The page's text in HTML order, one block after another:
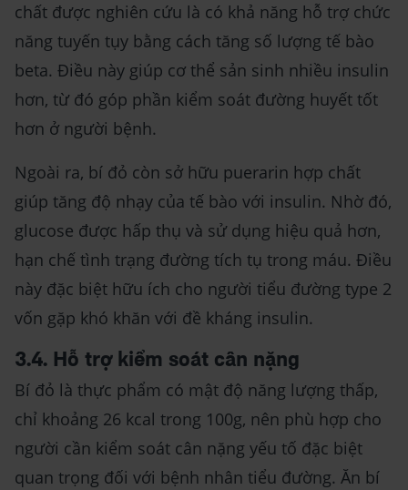
chất được nghiên cứu là có khả năng hỗ trợ chức
năng tuyến tụy bằng cách tăng số lượng tế bào
beta. Điều này giúp cơ thể sản sinh nhiều insulin
hơn, từ đó góp phần kiểm soát đường huyết tốt
hơn ở người bệnh.
Ngoài ra, bí đỏ còn sở hữu puerarin hợp chất
giúp tăng độ nhạy của tế bào với insulin. Nhờ đó,
glucose được hấp thụ và sử dụng hiệu quả hơn,
hạn chế tình trạng đường tích tụ trong máu. Điều
này đặc biệt hữu ích cho người tiểu đường type 2
vốn gặp khó khăn với đề kháng insulin.
3.4. Hỗ trợ kiểm soát cân nặng
Bí đỏ là thực phẩm có mật độ năng lượng thấp,
chỉ khoảng 26 kcal trong 100g, nên phù hợp cho
người cần kiểm soát cân nặng yếu tố đặc biệt
quan trọng đối với bệnh nhân tiểu đường. Ăn bí